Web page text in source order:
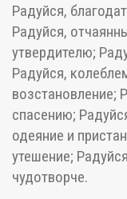
Радуйся,
Радуйся,
утвердителю;
Радуйся,
возстановление;
спасению;
одеяние и
утешение;
чудотворче.